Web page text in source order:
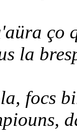
ço
la
focs